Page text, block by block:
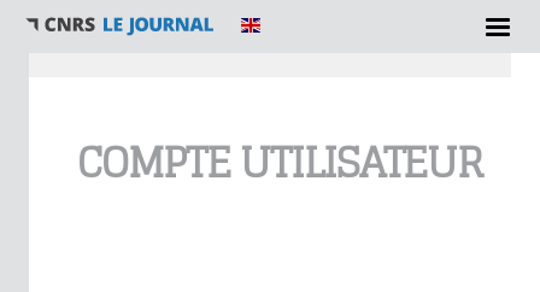
COMPTE UTILISATEUR